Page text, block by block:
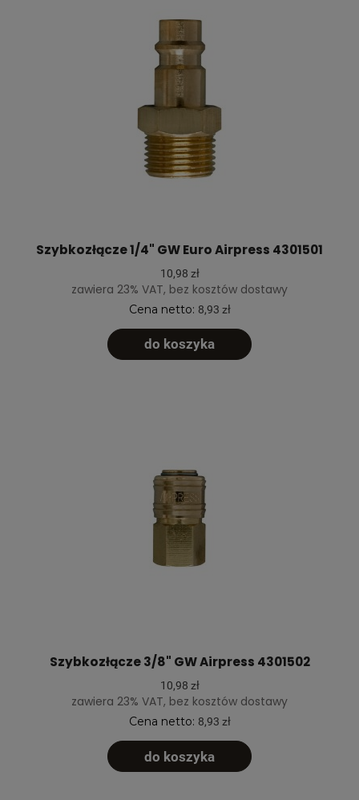
Szybkozłącze 1/4" GW Euro Airpress 4301501
10,98 zł
zawiera 23% VAT, bez kosztów dostawy
Cena netto: 8,93 zł
do koszyka
Szybkozłącze 3/8" GW Airpress 4301502
10,98 zł
zawiera 23% VAT, bez kosztów dostawy
Cena netto: 8,93 zł
do koszyka